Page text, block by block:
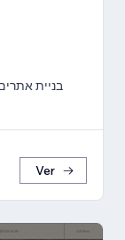
בניית
Ver